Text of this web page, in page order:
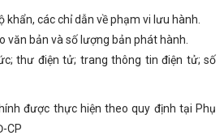
khẩn, các chỉ dẫn về phạm vi lưu hành.
văn bản và số lượng bản phát hành.
thư điện tử; trang thông tin điện tử; số
được thực hiện theo quy định tại Phụ
CP